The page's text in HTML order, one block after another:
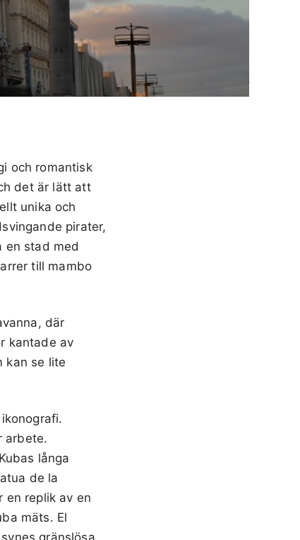
och romantisk
det är lätt att
unika och
pirater,
en stad med
till mambo
där
kantade av
kan se lite
arbete.
långa
de la
en replik av en
mäts. El
gränslösa